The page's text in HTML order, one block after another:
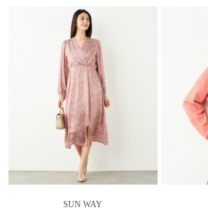
SUN WAY